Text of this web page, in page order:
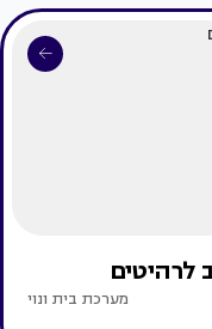
לרהיטים
מערכת בית ונוי